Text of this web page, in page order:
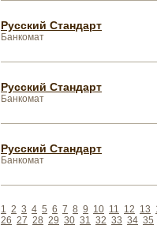
Русский Стандарт
Банкомат
Русский Стандарт
Банкомат
Русский Стандарт
Банкомат
1 2 3 4 5 6 7 8 9 10 11 12 13
26 27 28 29 30 31 32 33 34 35